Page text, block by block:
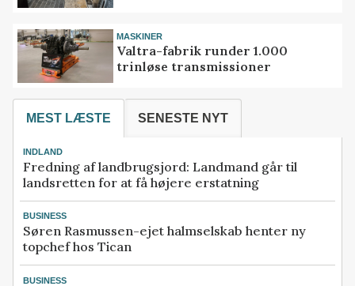
MASKINER
Valtra-fabrik runder 1.000
trinløse transmissioner
MEST LÆSTE SENESTE NYT
INDLAND
Fredning af landbrugsjord: Landmand går til
landsretten for at få højere erstatning
BUSINESS
Søren Rasmussen-ejet halmselskab henter ny
topchef hos Tican
BUSINESS